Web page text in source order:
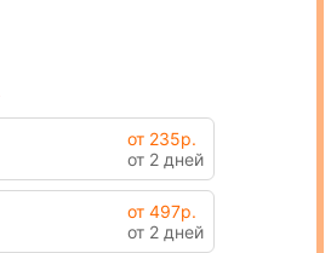
от 235р.
от 2 дней
от 497р.
от 2 дней